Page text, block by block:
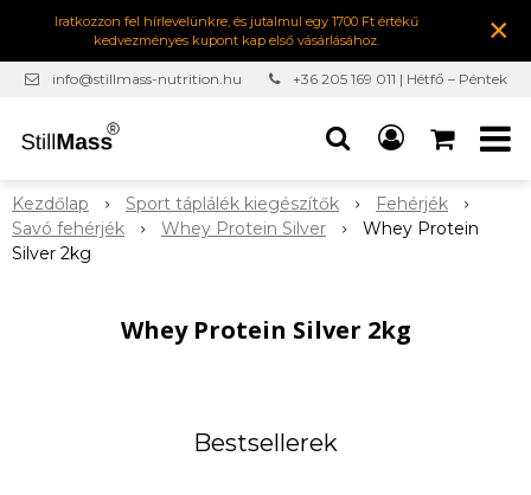
Iratkozzon fel hírlevelünkre, és jutalmul egy 1700 Ft értékű
kedvezményes kupont kap első vásárlásához.
×
info@stillmass-nutrition.hu
+36 205 169 011 | Hétfő – Péntek
Kezdőlap Sport táplálék kiegészítők
Fehérjék
Savó fehérjék
Whey Protein Silver
Whey Protein
Silver 2kg
Whey Protein Silver 2kg
Bestsellerek